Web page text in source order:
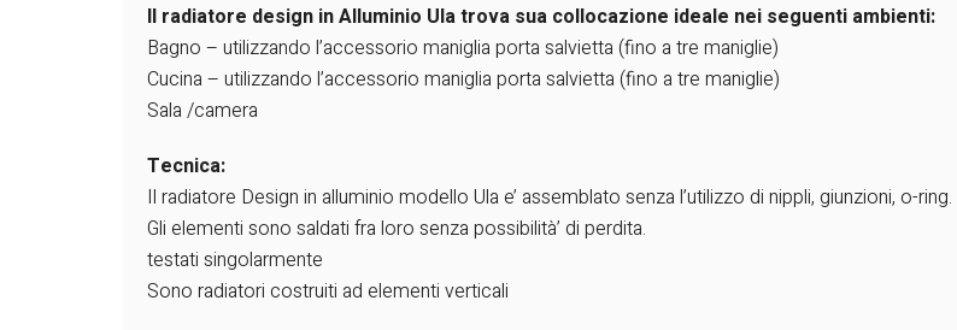
Il radiatore design in Alluminio Ula trova sua collocazione ideale nei seguenti ambienti:
Bagno – utilizzando l’accessorio maniglia porta salvietta (fino a tre maniglie)
Cucina – utilizzando l’accessorio maniglia porta salvietta (fino a tre maniglie)
Sala /camera
Tecnica:
Il radiatore Design in alluminio modello Ula e’ assemblato senza l’utilizzo di nippli, giunzioni, o-ring.
Gli elementi sono saldati fra loro senza possibilità’ di perdita.
testati singolarmente
Sono radiatori costruiti ad elementi verticali